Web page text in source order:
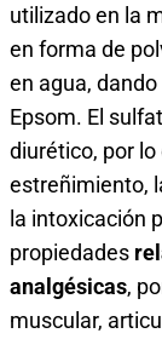
utilizado en la
en forma de
en agua,
Epsom. El
diurético, por lo
estreñimiento,
la intoxicación
propiedades
analgésicas,
muscular,